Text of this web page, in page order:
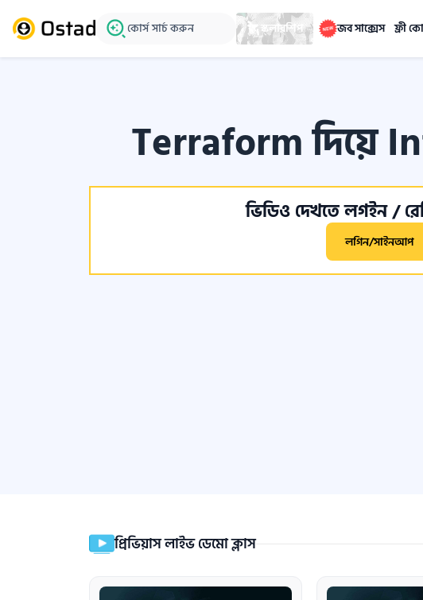
কোর্স সার্চ করুন স্কলারশিপ জব সাক্সেস ফ্রী
Terraform দিয়ে
ভিডিও দেখতে লগইন /
লগিন/সাইনআপ
প্রিভিয়াস লাইভ ডেমো ক্লাস